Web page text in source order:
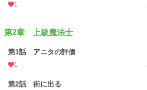
1
第2章 上級魔法士
第1話 アニタの評価
1
第2話 街に出る